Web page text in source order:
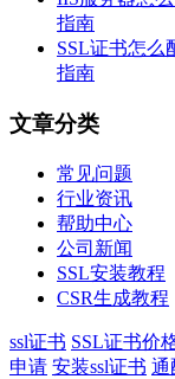
指南
SSL证书怎么
指南
文章分类
常见问题
行业资讯
帮助中心
公司新闻
SSL安装教程
CSR生成教程
ssl证书 SSL证书价
申请 安装ssl证书 通